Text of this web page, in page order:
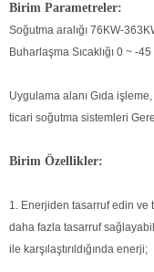
Birim Parametreler:
Soğutma aralığı 76KW-
Buharlaşma Sıcaklığı 0 ~ -
Uygulama alanı Gıda
ticari soğutma sistemleri
Birim Özellikler:
1. Enerjiden tasarruf edin ve
daha fazla tasarruf
ile karşılaştırıldığında enerji;